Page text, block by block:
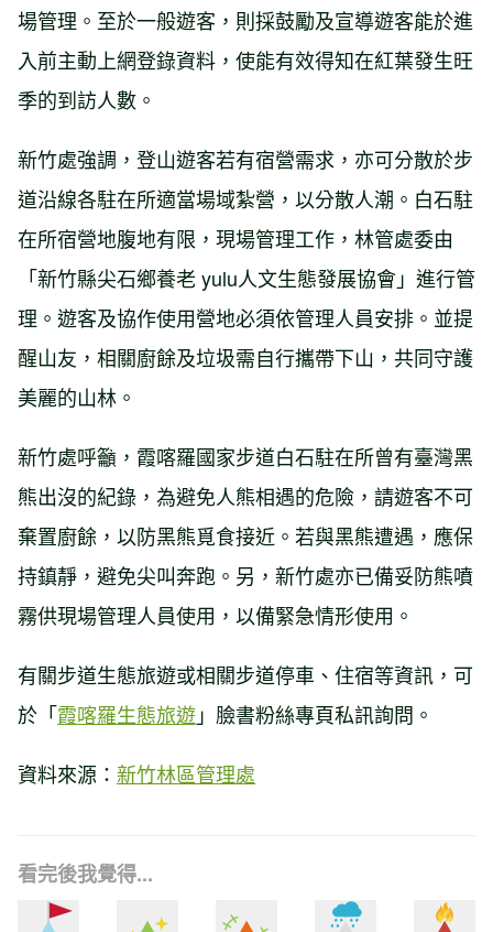
場管理。至於一般遊客，則採鼓勵及宣導遊客能於進
入前主動上網登錄資料，使能有效得知在紅葉發生旺
季的到訪人數。
新竹處強調，登山遊客若有宿營需求，亦可分散於步
道沿線各駐在所適當場域紮營，以分散人潮。白石駐
在所宿營地腹地有限，現場管理工作，林管處委由
「新竹縣尖石鄉養老 yulu人文生態發展協會」進行管
理。遊客及協作使用營地必須依管理人員安排。並提
醒山友，相關廚餘及垃圾需自行攜帶下山，共同守護
美麗的山林。
新竹處呼籲，霞喀羅國家步道白石駐在所曾有臺灣黑
熊出沒的紀錄，為避免人熊相遇的危險，請遊客不可
棄置廚餘，以防黑熊覓食接近。若與黑熊遭遇，應保
持鎮靜，避免尖叫奔跑。另，新竹處亦已備妥防熊噴
霧供現場管理人員使用，以備緊急情形使用。
有關步道生態旅遊或相關步道停車、住宿等資訊，可
於「霞喀羅生態旅遊」臉書粉絲專頁私訊詢問。
資料來源： 新竹林區管理處
看完後我覺得...